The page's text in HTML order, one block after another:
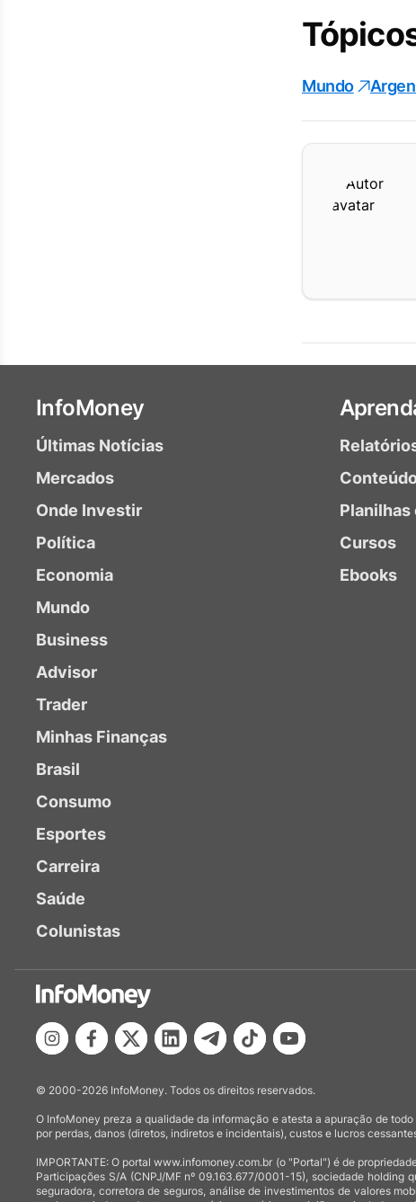
Mundo
InfoMoney
Últimas Notícias
Mercados
Onde Investir
Política
Economia
Mundo
Business
Advisor
Trader
Minhas Finanças
Brasil
Consumo
Esportes
Carreira
Saúde
Colunistas
Planilhas
Cursos
Ebooks
© 2000-2026 InfoMoney. Todos os direitos reservados.
O InfoMoney preza a qualidade da informação e atesta a apuração de
por perdas, danos (diretos, indiretos e incidentais), custos e lucros
IMPORTANTE: O portal www.infomoney.com.br (o "Portal") é de
Participações S/A (CNPJ/MF nº 09.163.677/0001-15), sociedade holding
seguradora, corretora de seguros, análise de investimentos de valores